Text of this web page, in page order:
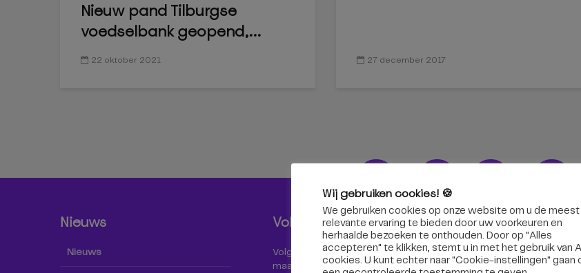
Nieuw pand Tilburgse
voedselbank geopend,...
22 oktober 2021 27 december 2017
Nieuws
Nieuws
Volg ons!
Volg Omroep Tilburg niet alleen hier,
maar ook via social media!
Radio & TV
Kijk tv
Wij gebruiken cookies! 🍪
We gebruiken cookies op onze website om u de meest
relevante ervaring te bieden door uw voorkeuren en
herhaalde bezoeken te onthouden. Door op "Alles
accepteren" te klikken, stemt u in met het gebruik van
cookies. U kunt echter naar "Cookie-instellingen" gaan